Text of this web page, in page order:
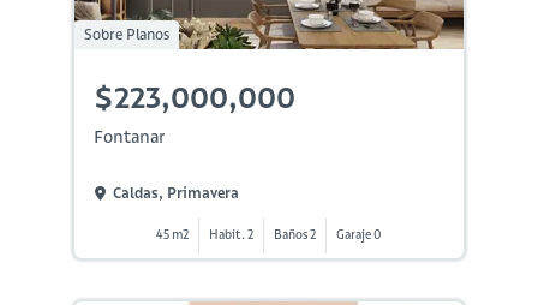
Sobre Planos
$223,000,000
Fontanar
Caldas, Primavera
45 m2 Habit. 2 Baños 2 Garaje 0